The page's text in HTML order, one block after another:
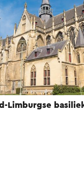
Limburgse